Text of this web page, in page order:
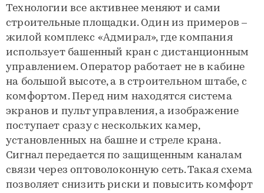
Технологии все активнее меняют и сами
строительные площадки. Один из примеров –
жилой комплекс «Адмирал», где компания
использует башенный кран с дистанционным
управлением. Оператор работает не в кабине
на большой высоте, а в строительном штабе, с
комфортом. Перед ним находятся система
экранов и пульт управления, а изображение
поступает сразу с нескольких камер,
установленных на башне и стреле крана.
Сигнал передается по защищенным каналам
связи через оптоволоконную сеть. Такая схема
позволяет снизить риски и повысить комфорт